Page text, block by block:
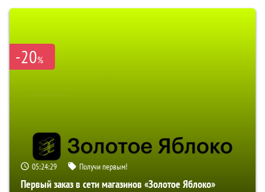
-20%
05:24:28 Получи первым!
Первый заказ в сети магазинов «Золотое Яблоко»